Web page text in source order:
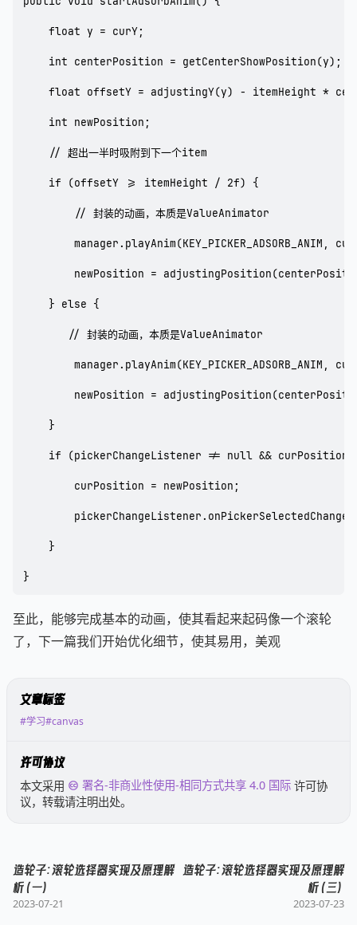
    float y = curY;
    int centerPosition = getCenterShowPosition(y);
float offsetY = adjustingY(y) - itemHeight *
    int newPosition;
    // 超出一半时吸附到下一个item
    if (offsetY >= itemHeight / 2f) {
        // 封装的动画，本质是ValueAnimator
manager.playAnim(KEY_PICKER_ADSORB_ANIM,
newPosition =
    } else {
       // 封装的动画，本质是ValueAnimator
manager.playAnim(KEY_PICKER_ADSORB_ANIM,
newPosition =
    }
if (pickerChangeListener != null && curPosition
        curPosition = newPosition;
    }
}
至此，能够完成基本的动画，使其看起来起码像一个滚轮
了，下一篇我们开始优化细节，使其易用，美观
文章标签
#学习#canvas
许可协议
本文采用 署名-非商业性使用-相同方式共享 4.0 国际 许可协
议，转载请注明出处。
造轮子：滚轮选择器实现及原理解
析(一)
2023-07-21
造轮子：滚轮选择器实现及原理解
析(三)
2023-07-23